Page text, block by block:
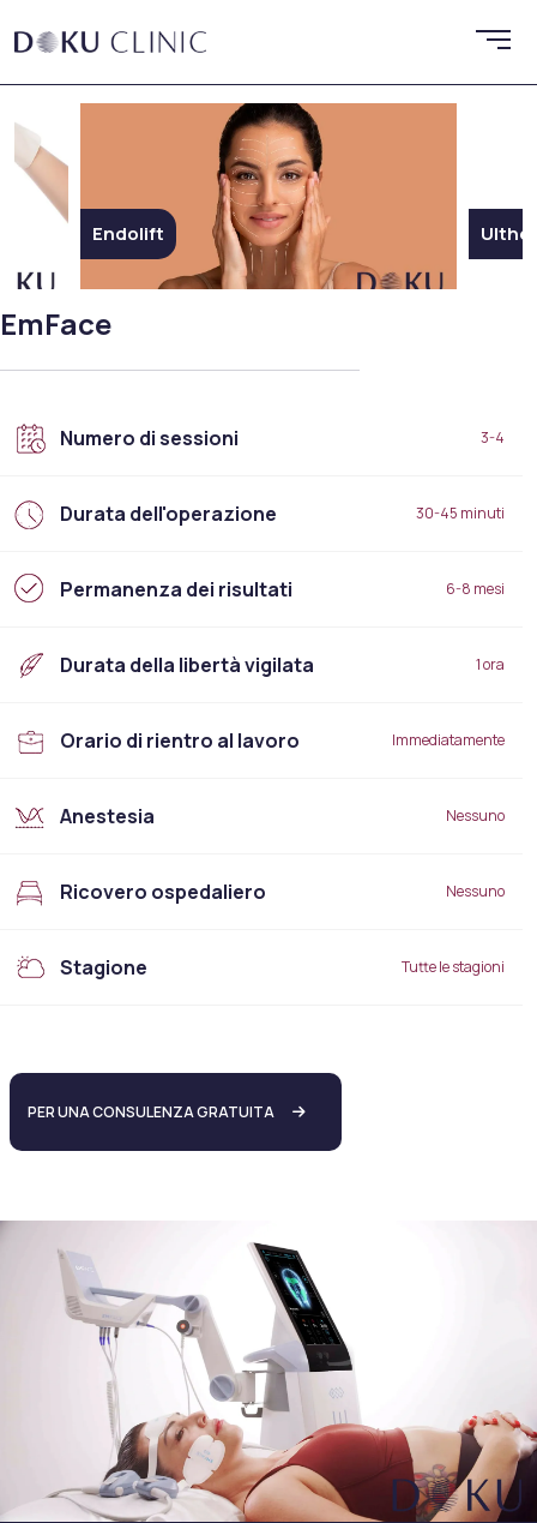
Endolift
EmFace
Numero di sessioni 3-4
Durata dell'operazione 30-45 minuti
Permanenza dei risultati 6-8 mesi
Durata della libertà vigilata 1 ora
Orario di rientro al lavoro Immediatamente
Anestesia Nessuno
Ricovero ospedaliero Nessuno
Stagione Tutte le stagioni
PER UNA CONSULENZA GRATUITA